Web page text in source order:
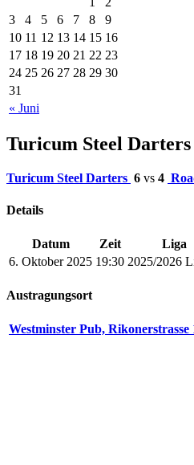
« Juni
3
4 5 6 7 8
9
10 11 12 13 14 15 16
17 18 19 20 21 22 23
24 25 26 27 28 29 30
31
Turicum Steel
Turicum Steel Darters 6 vs 4
Details
Datum Zeit Liga
6. Oktober 2025 19:30 2025/2026
Austragungsort
Westminster Pub,